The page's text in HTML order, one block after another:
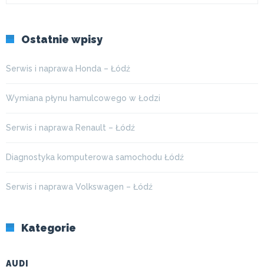
Ostatnie wpisy
Serwis i naprawa Honda – Łódź
Wymiana płynu hamulcowego w Łodzi
Serwis i naprawa Renault – Łódź
Diagnostyka komputerowa samochodu Łódź
Serwis i naprawa Volkswagen – Łódź
Kategorie
AUDI